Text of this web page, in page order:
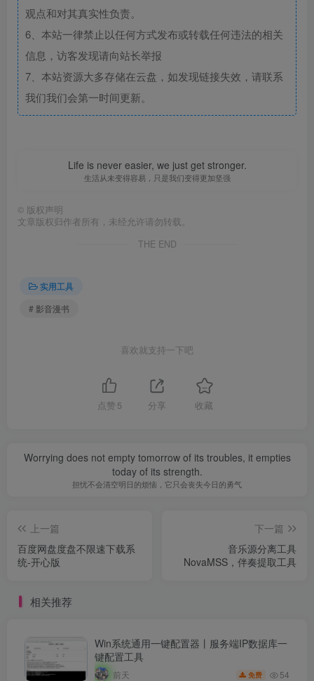
观点和对其真实性负责。
6、本站一律禁止以任何方式发布或转载任何违法的相关
信息，访客发现请向站长举报
7、本站资源大多存储在云盘，如发现链接失效，请联系
我们我们会第一时间更新。
Life is never easier, we just get stronger.
生活从未变得容易，只是我们变得更加坚强
© 版权声明
文章版权归作者所有，未经允许请勿转载。
THE END
实用工具
# 影音漫书
喜欢就支持一下吧
点赞 5 分享 收藏
Worrying does not empty tomorrow of its troubles, it empties
today of its strength.
担忧不会清空明日的烦恼，它只会丧失今日的勇气
上一篇
百度网盘度盘不限速下载系
统-开心版
下一篇
音乐源分离工具
NovaMSS，伴奏提取工具
相关推荐
Win系统通用一键配置器丨服务端IP数据库一
键配置工具
前天 免费 54